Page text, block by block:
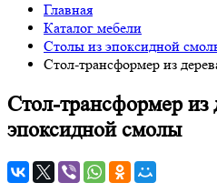
Главная
Каталог мебели
Столы из эпоксидной
Стол-трансформер из
Стол-трансформер из
эпоксидной смолы